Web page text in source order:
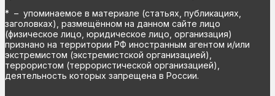
* – упоминаемое в материале (статьях, публикациях,
заголовках), размещённом на данном сайте лицо
(физическое лицо, юридическое лицо, организация)
признано на территории РФ иностранным агентом и/или
экстремистом (экстремистской организацией),
террористом (террористической организацией),
деятельность которых запрещена в России.